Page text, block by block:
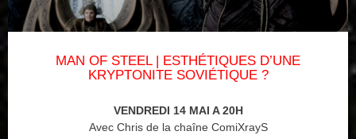
MAN OF STEEL | ESTHÉTIQUES D’UNE
KRYPTONITE SOVIÉTIQUE ?
VENDREDI 14 MAI A 20H
Avec Chris de la chaîne ComiXrayS